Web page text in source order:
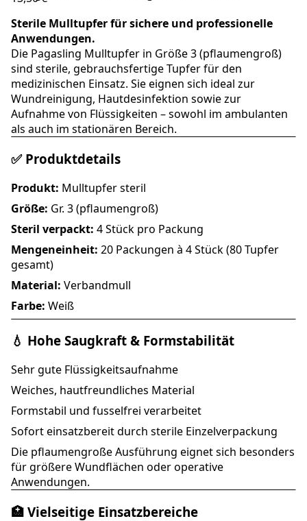
Sterile Mulltupfer für sichere und professionelle
Anwendungen.
Die Pagasling Mulltupfer in Größe 3 (pflaumengroß)
sind sterile, gebrauchsfertige Tupfer für den
medizinischen Einsatz. Sie eignen sich ideal zur
Wundreinigung, Hautdesinfektion sowie zur
Aufnahme von Flüssigkeiten – sowohl im ambulanten
als auch im stationären Bereich.
✅ Produktdetails
Produkt: Mulltupfer steril
Größe: Gr. 3 (pflaumengroß)
Steril verpackt: 4 Stück pro Packung
Mengeneinheit: 20 Packungen à 4 Stück (80 Tupfer
gesamt)
Material: Verbandmull
Farbe: Weiß
💧 Hohe Saugkraft & Formstabilität
Sehr gute Flüssigkeitsaufnahme
Weiches, hautfreundliches Material
Formstabil und fusselfrei verarbeitet
Sofort einsatzbereit durch sterile Einzelverpackung
Die pflaumengroße Ausführung eignet sich besonders
für größere Wundflächen oder operative
Anwendungen.
🏥 Vielseitige Einsatzbereiche